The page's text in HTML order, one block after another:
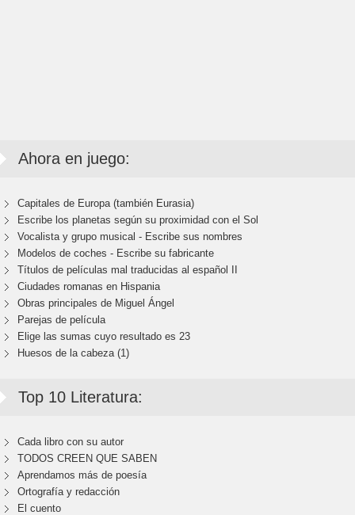
Ahora en juego:
Capitales de Europa (también Eurasia)
Escribe los planetas según su proximidad con el Sol
Vocalista y grupo musical - Escribe sus nombres
Modelos de coches - Escribe su fabricante
Títulos de películas mal traducidas al español II
Ciudades romanas en Hispania
Obras principales de Miguel Ángel
Parejas de película
Elige las sumas cuyo resultado es 23
Huesos de la cabeza (1)
Top 10 Literatura:
Cada libro con su autor
TODOS CREEN QUE SABEN
Aprendamos más de poesía
Ortografía y redacción
El cuento